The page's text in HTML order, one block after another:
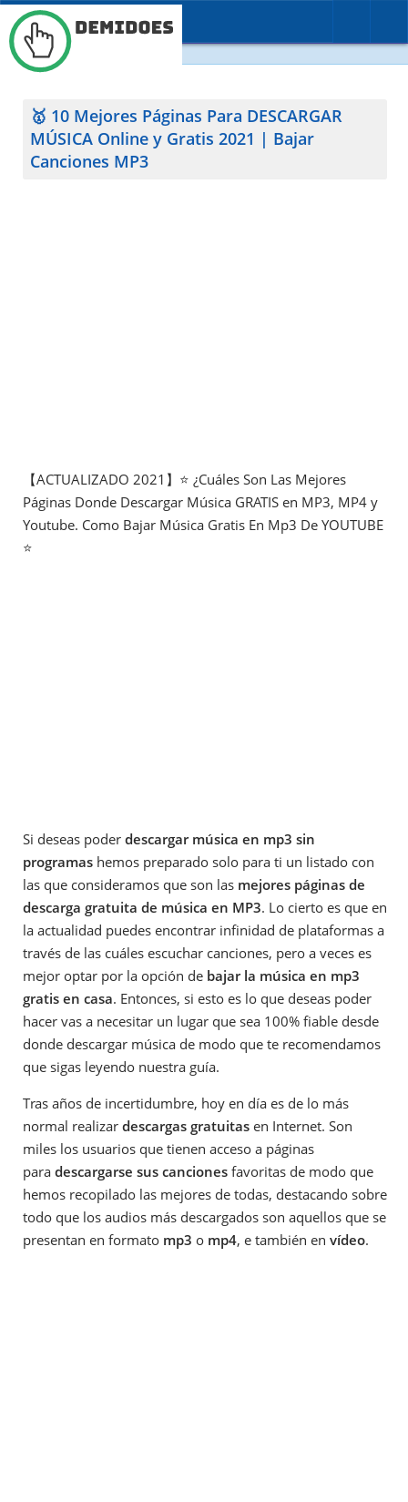
🥇 10 Mejores Páginas Para DESCARGAR
MÚSICA Online y Gratis 2021 | Bajar
Canciones MP3
【ACTUALIZADO 2021】⭐ ¿Cuáles Son Las Mejores
Páginas Donde Descargar Música GRATIS en MP3, MP4 y
Youtube. Como Bajar Música Gratis En Mp3 De YOUTUBE
⭐
Si deseas poder descargar música en mp3 sin
programas hemos preparado solo para ti un listado con
las que consideramos que son las mejores páginas de
descarga gratuita de música en MP3. Lo cierto es que en
la actualidad puedes encontrar infinidad de plataformas a
través de las cuáles escuchar canciones, pero a veces es
mejor optar por la opción de bajar la música en mp3
gratis en casa. Entonces, si esto es lo que deseas poder
hacer vas a necesitar un lugar que sea 100% fiable desde
donde descargar música de modo que te recomendamos
que sigas leyendo nuestra guía.
Tras años de incertidumbre, hoy en día es de lo más
normal realizar descargas gratuitas en Internet. Son
miles los usuarios que tienen acceso a páginas
para descargarse sus canciones favoritas de modo que
hemos recopilado las mejores de todas, destacando sobre
todo que los audios más descargados son aquellos que se
presentan en formato mp3 o mp4, e también en vídeo.